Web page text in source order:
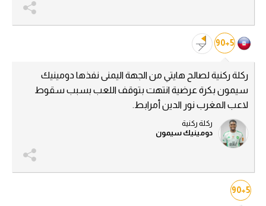
كرة طائرة
الوطن العربي
في المونديال
رياضة نسائية
آسيا
ركن الألعاب
90+5
ركلة ركنية لصالح هايتي من الجهة اليمنى نفذها دومينيك
سيمون بكرة عرضية انتهت بتوقف اللعب بسبب سقوط
لاعب المغرب نور الدين أمرابط.
ركلة ركنية
دومينيك سيمون
90+5